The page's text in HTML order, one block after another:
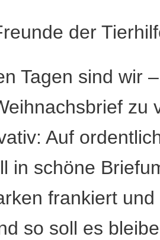
der
Tagen sind wir
zu
Auf
in schöne
frankiert
so soll es